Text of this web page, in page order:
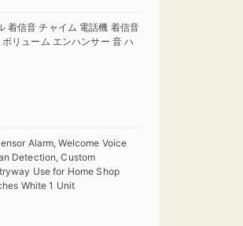
着信音 チャイム 電話機 着信音
リューム エンハンサー 音 ハ
Alarm, Welcome Voice
Detection, Custom
Use for Home Shop
White 1 Unit